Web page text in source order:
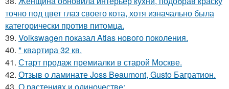
точно под цвет глаз своего кота, хотя изначально была
категорически против питомца.
39. Volkswagen показал Atlas нового поколения.
40. * квартира 32 кв.
41. Старт продаж премиалки в старой Москве.
42. Отзыв о ламинате Joss Beaumont, Gusto Багратион.
43. О растениях и одиночестве: